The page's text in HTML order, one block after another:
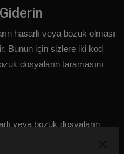
hasarlı veya bozuk olması
Bunun için sizlere iki kod
dosyaların taramasını
veya bozuk dosyaların
Bunun için sizlere